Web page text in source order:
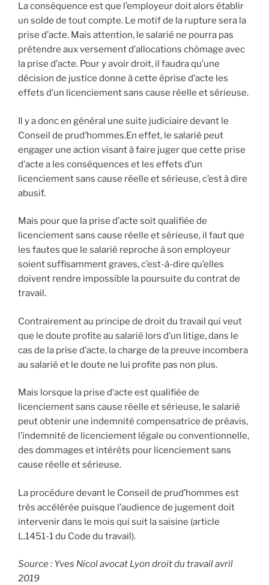
La conséquence est que l’employeur doit alors établir
un solde de tout compte. Le motif de la rupture sera la
prise d’acte. Mais attention, le salarié ne pourra pas
prétendre aux versement d’allocations chômage avec
la prise d’acte. Pour y avoir droit, il faudra qu’une
décision de justice donne à cette éprise d’acte les
effets d’un licenciement sans cause réelle et sérieuse.
Il y a donc en général une suite judiciaire devant le
Conseil de prud’hommes.En effet, le salarié peut
engager une action visant à faire juger que cette prise
d’acte a les conséquences et les effets d’un
licenciement sans cause réelle et sérieuse, c’est à dire
abusif.
Mais pour que la prise d’acte soit qualifiée de
licenciement sans cause réelle et sérieuse, il faut que
les fautes que le salarié reproche à son employeur
soient suffisamment graves, c’est-à-dire qu’elles
doivent rendre impossible la poursuite du contrat de
travail.
Contrairement au principe de droit du travail qui veut
que le doute profite au salarié lors d’un litige, dans le
cas de la prise d’acte, la charge de la preuve incombera
au salarié et le doute ne lui profite pas non plus.
Mais lorsque la prise d’acte est qualifiée de
licenciement sans cause réelle et sérieuse, le salarié
peut obtenir une indemnité compensatrice de préavis,
l’indemnité de licenciement légale ou conventionnelle,
des dommages et intérêts pour licenciement sans
cause réelle et sérieuse.
La procédure devant le Conseil de prud’hommes est
très accélérée puisque l’audience de jugement doit
intervenir dans le mois qui suit la saisine (article
L.1451-1 du Code du travail).
Source : Yves Nicol avocat Lyon droit du travail avril
2019